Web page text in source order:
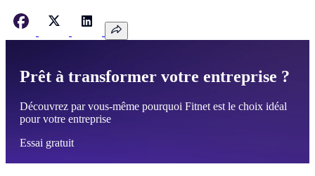
Prêt à transformer votre entreprise ?
Découvrez par vous-même pourquoi Fitnet est le choix idéal
pour votre entreprise
Essai gratuit